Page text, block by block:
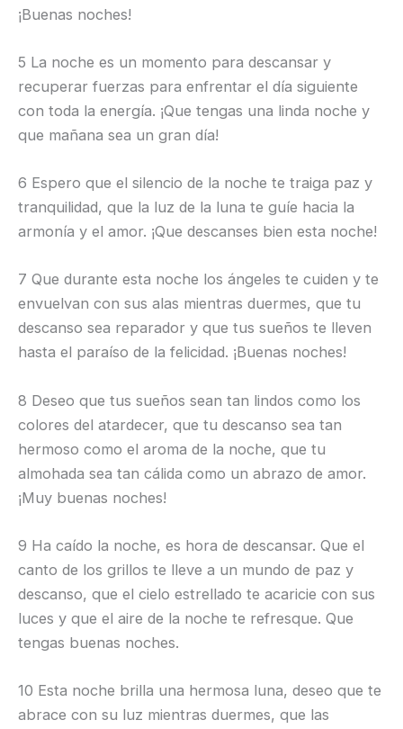
¡Buenas noches!
5 La noche es un momento para descansar y
recuperar fuerzas para enfrentar el día siguiente
con toda la energía. ¡Que tengas una linda noche y
que mañana sea un gran día!
6 Espero que el silencio de la noche te traiga paz y
tranquilidad, que la luz de la luna te guíe hacia la
armonía y el amor. ¡Que descanses bien esta noche!
7 Que durante esta noche los ángeles te cuiden y te
envuelvan con sus alas mientras duermes, que tu
descanso sea reparador y que tus sueños te lleven
hasta el paraíso de la felicidad. ¡Buenas noches!
8 Deseo que tus sueños sean tan lindos como los
colores del atardecer, que tu descanso sea tan
hermoso como el aroma de la noche, que tu
almohada sea tan cálida como un abrazo de amor.
¡Muy buenas noches!
9 Ha caído la noche, es hora de descansar. Que el
canto de los grillos te lleve a un mundo de paz y
descanso, que el cielo estrellado te acaricie con sus
luces y que el aire de la noche te refresque. Que
tengas buenas noches.
10 Esta noche brilla una hermosa luna, deseo que te
abrace con su luz mientras duermes, que las